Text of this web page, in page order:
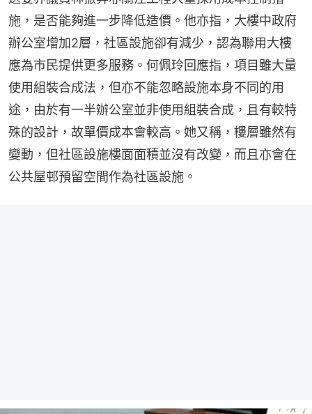
施，是否能夠進一步降低造價。他亦指，大樓中政府
辦公室增加2層，社區設施卻有減少，認為聯用大樓
應為市民提供更多服務。何佩玲回應指，項目雖大量
使用組裝合成法，但亦不能忽略設施本身不同的用
途，由於有一半辦公室並非使用組裝合成，且有較特
殊的設計，故單價成本會較高。她又稱，樓層雖然有
變動，但社區設施樓面面積並沒有改變，而且亦會在
公共屋邨預留空間作為社區設施。